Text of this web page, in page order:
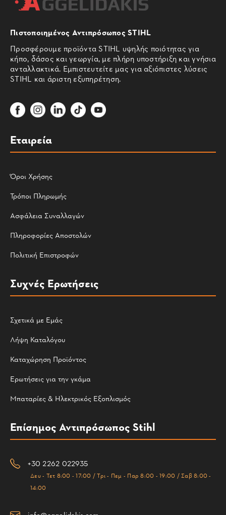
Πιστοποιημένος Αντιπρόσωπος STIHL
Προσφέρουμε προϊόντα STIHL υψηλής ποιότητας για
κήπο, δάσος και γεωργία, με πλήρη υποστήριξη και γνήσια
ανταλλακτικά. Εμπιστευτείτε μας για αξιόπιστες λύσεις
STIHL και άριστη εξυπηρέτηση.
Εταιρεία
Όροι Χρήσης
Τρόποι Πληρωμής
Ασφάλεια Συναλλαγών
Πληροφορίες Αποστολών
Πολιτική Επιστροφών
Συχνές Ερωτήσεις
Σχετικά με Εμάς
Λήψη Καταλόγου
Καταχώρηση Προϊόντος
Ερωτήσεις για την γκάμα
Μπαταρίες & Ηλεκτρικός Εξοπλισμός
Επίσημος Αντιπρόσωπος Stihl
+30 2262 022935
Δευ - Τετ 8:00 - 17:00 / Τρι - Πεμ - Παρ 8:00 - 19:00 / Σαβ 8:00 -
14:00